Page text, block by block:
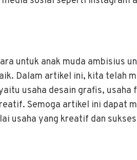
untuk anak muda ambisius
Dalam artikel ini, kita telah
usaha desain grafis,
Semoga artikel ini dapat
usaha yang kreatif dan